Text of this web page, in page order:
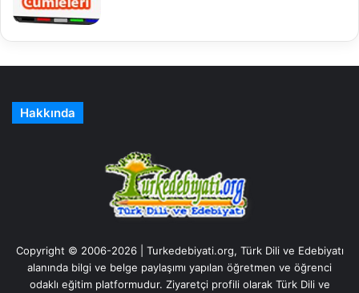
Hakkında
Copyright © 2006-2026 | Turkedebiyati.org, Türk Dili ve Edebiyatı
alanında bilgi ve belge paylaşımı yapılan öğretmen ve öğrenci
odaklı eğitim platformudur. Ziyaretçi profili olarak Türk Dili ve